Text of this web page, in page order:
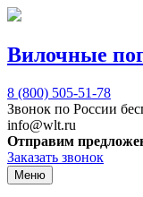
Вилочные
8 (800) 505-51-78
Звонок по России
info@wlt.ru
Отправим
Заказать звонок
Меню